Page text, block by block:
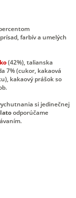
farbív a umelých
(42%), talianska
7% (cukor, kakaová
kakaový prášok so
si jedinečnej
odporúčame